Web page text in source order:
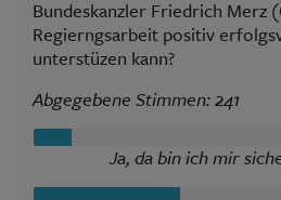
Bundeskanzler Friedrich Merz
Regierngsarbeit positiv
unterstüzen kann?
Abgegebene Stimmen: 241
Ja, da bin ich mir